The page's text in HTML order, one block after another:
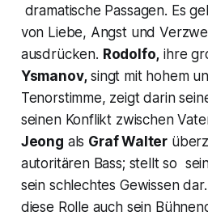
dramatische Passagen. Es
von Liebe, Angst und
ausdrücken. Rodolfo, ihre
Ysmanov,singt mit hohem
Tenorstimme, zeigt darin
seinen Konflikt zwischen
Jeong als Graf Walter
autoritären Bass; stellt so
sein schlechtes Gewissen
diese Rolle auch sein